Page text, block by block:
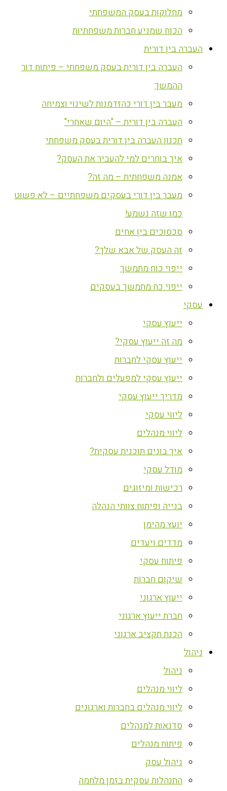
מחלוקות בעסק המשפחתי
הכוח שמניע חברות משפחתיות
העברה בין דורית
העברה בין דורית בעסק משפחתי – פיתוח דור
ההמשך
מעבר בין דורי כהזדמנות לשינוי וצמיחה
העברה בין דורית – "היום שאחרי"
תכנון העברה בין דורית בעסק משפחתי
איך בוחרים למי להעביר את העסק?
אמנה משפחתית – מה זה?
מעבר בין דורי בעסקים משפחתיים – לא פשוט
כמו שזה נשמע!
סכסוכים בין אחים
זה העסק של אבא שלך?
ייפוי כוח מתמשך
ייפוי כח מתמשך בעסקים
עסקי
ייעוץ עסקי
מה זה ייעוץ עסקי?
ייעוץ עסקי לחברות
ייעוץ עסקי למפעלים ולחברות
מדריך ייעוץ עסקי
ליווי עסקי
ליווי מנהלים
איך בונים תוכנית עסקית?
מודל עסקי
רכישות ומיזוגים
בנייה ופיתוח צוותי הנהלה
יועץ מהימן
מדדים ויעדים
פיתוח עסקי
שיקום חברות
ייעוץ ארגוני
חברת ייעוץ ארגוני
הכנת תקציב ארגוני
ניהול
ניהול
ליווי מנהלים
ליווי מנהלים בחברות וארגונים
סדנאות למנהלים
פיתוח מנהלים
ניהול עסק
התנהלות עסקית בזמן מלחמה